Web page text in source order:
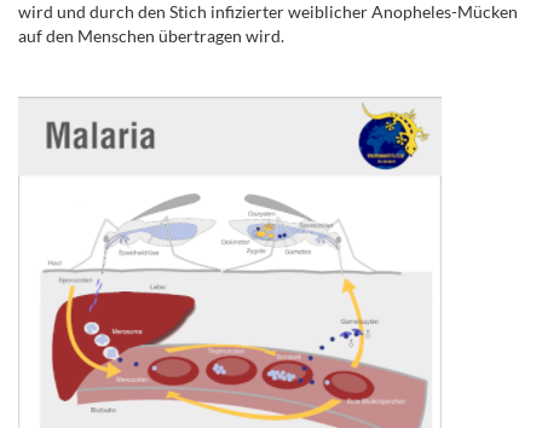
wird und durch den Stich infizierter weiblicher Anopheles-Mücken
auf den Menschen übertragen wird.